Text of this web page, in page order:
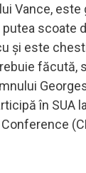
Vance, este
putea scoate
şi este
făcută,
în SUA